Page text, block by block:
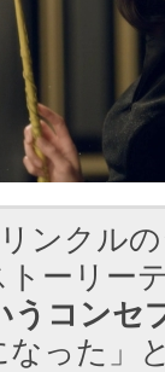
ンクル
ーリー
うコンセ
った」